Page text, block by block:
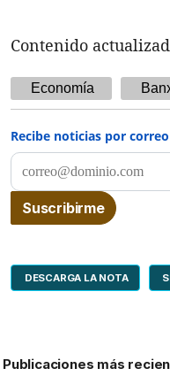
Contenido
Economía
Recibe noticias por
DESCARGA LA NOTA
Publicaciones más